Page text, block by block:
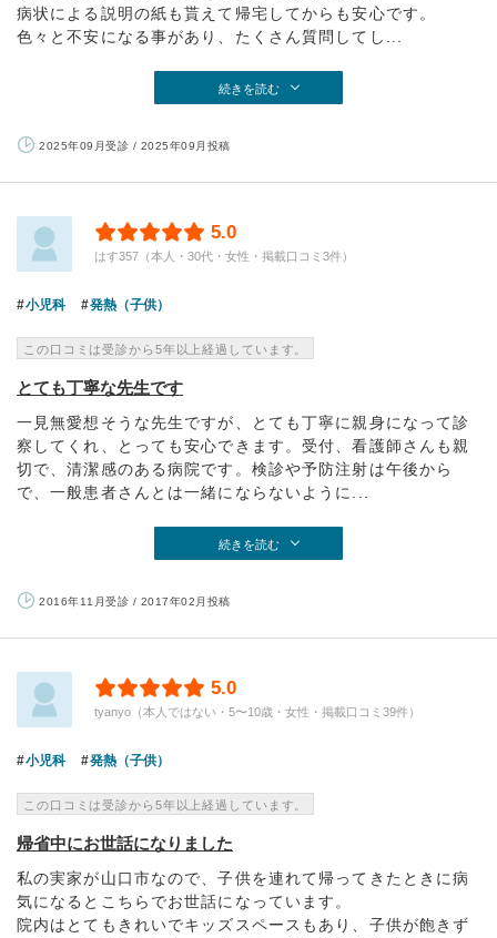
病状による説明の紙も貰えて帰宅してからも安心です。
色々と不安になる事があり、たくさん質問してし...
続きを読む
2025年09月受診 / 2025年09月投稿
5.0
はす357（本人・30代・女性・掲載口コミ3件）
小児科 発熱（子供）
この口コミは受診から5年以上経過しています。
とても丁寧な先生です
一見無愛想そうな先生ですが、とても丁寧に親身になって診
察してくれ、とっても安心できます。受付、看護師さんも親
切で、清潔感のある病院です。検診や予防注射は午後から
で、一般患者さんとは一緒にならないように...
続きを読む
2016年11月受診 / 2017年02月投稿
5.0
tyanyo（本人ではない・5〜10歳・女性・掲載口コミ39件）
小児科 発熱（子供）
この口コミは受診から5年以上経過しています。
帰省中にお世話になりました
私の実家が山口市なので、子供を連れて帰ってきたときに病
気になるとこちらでお世話になっています。
院内はとてもきれいでキッズスペースもあり、子供が飽きず